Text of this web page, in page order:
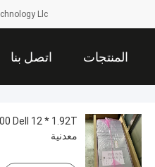
Llc
المنتجات اتصل بنا
معدنية